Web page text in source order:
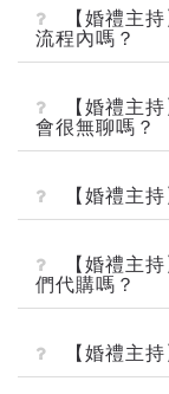
【婚禮主
流程內嗎？
【婚禮主
會很無聊嗎？
【婚禮主
【婚禮主
們代購嗎？
【婚禮主